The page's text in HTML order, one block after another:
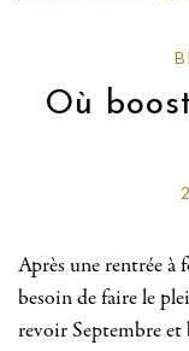
Où
Après une rentrée à
besoin de faire le
revoir Septembre